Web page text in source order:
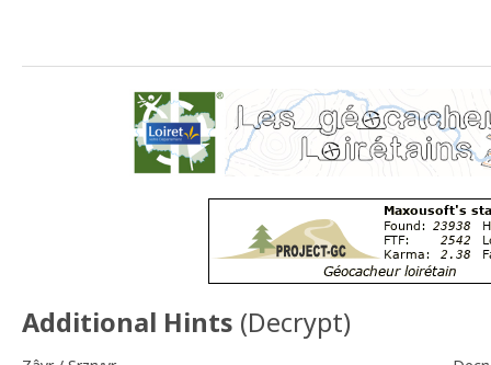
Additional Hints (Decrypt)